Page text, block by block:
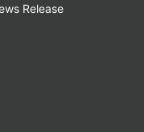
Release